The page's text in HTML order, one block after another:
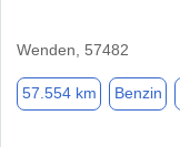
Wenden, 57482
57.554 km Benzin